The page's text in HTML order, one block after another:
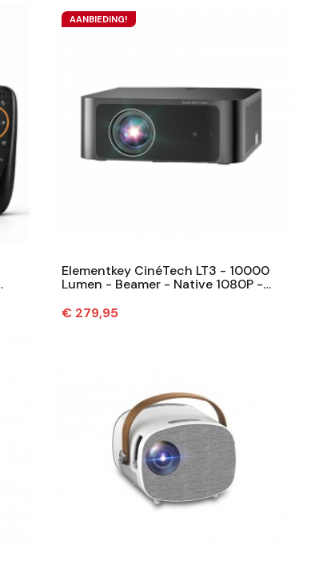
AANBIEDING!
Elementkey CinéTech LT3 - 10000
Lumen - Beamer - Native 1080P -
Prijs
€ 279,95